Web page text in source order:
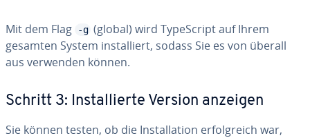
Mit dem Flag -g (global) wird Ty­pe­Script auf Ihrem
gesamten System in­stal­liert, sodass Sie es von überall
aus verwenden können.
Schritt 3: In­stal­lier­te Version anzeigen
Sie können testen, ob die In­stal­la­ti­on er­folg­reich war,